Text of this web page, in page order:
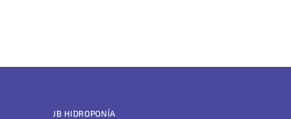
JB HIDROPONÍA